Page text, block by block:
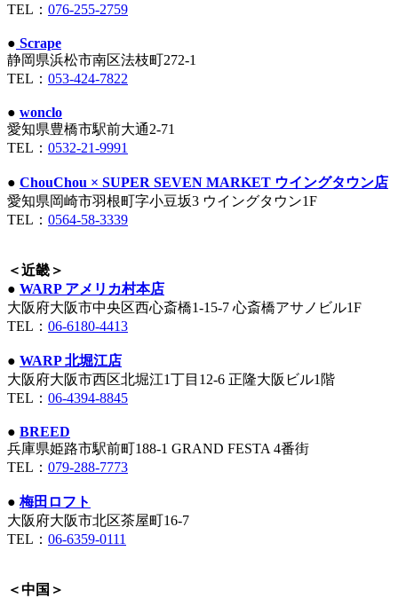
TEL： 076-255-2759
● Scrape
静岡県浜松市南区法枝町272-1
TEL： 053-424-7822
● wonclo
愛知県豊橋市駅前大通2-71
TEL： 0532-21-9991
● ChouChou × SUPER SEVEN MARKET ウイングタウン店
愛知県岡崎市羽根町字小豆坂3 ウイングタウン1F
TEL： 0564-58-3339
＜近畿＞
● WARP アメリカ村本店
大阪府大阪市中央区西心斎橋1-15-7 心斎橋アサノビル1F
TEL： 06-6180-4413
● WARP 北堀江店
大阪府大阪市西区北堀江1丁目12-6 正隆大阪ビル1階
TEL： 06-4394-8845
● BREED
兵庫県姫路市駅前町188-1 GRAND FESTA 4番街
TEL： 079-288-7773
● 梅田ロフト
大阪府大阪市北区茶屋町16-7
TEL： 06-6359-0111
＜中国＞